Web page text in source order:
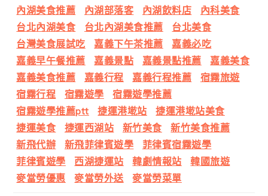
內湖美食推薦
內湖部落客 內湖飲料店
內科美食
台北內湖美食
台北內湖美食推薦
台北美食
台灣美食展試吃
嘉義下午茶推薦
嘉義必吃
嘉義早午餐推薦
嘉義景點 嘉義景點推薦
嘉義美食
嘉義美食推薦
嘉義行程 嘉義行程推薦
宿霧旅遊
宿霧行程
宿霧遊學
宿霧遊學推薦
宿霧遊學推薦ptt
捷運港墘站
捷運港墘站美食
捷運美食
捷運西湖站 新竹美食
新竹美食推薦
新飛代辦
新飛菲律賓遊學
菲律賓宿霧遊學
菲律賓遊學
西湖捷運站 韓劇情報站
韓國旅遊
麥當勞優惠
麥當勞外送 麥當勞菜單